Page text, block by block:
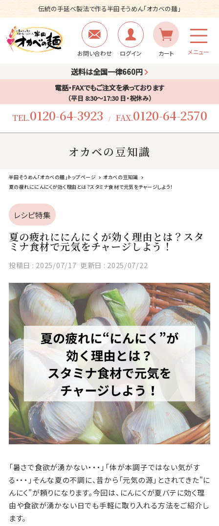
伝統の手延べ製法で作る半田そうめん「オカベの麺」
お問い合わせ ログイン カート メニュー
送料は全国一律660円
電話・FAXでもご注文を承っております
（平日 8:30〜17:30 日・祝休み）
TEL.0120-64-3923 / FAX.0120-64-2570
オカベの豆知識
半田そうめん「オカベの麺」トップページ
オカベの豆知識
夏の疲れににんにくが効く理由とは？スタミナ食材で元気をチャージしよう！
レシピ特集
夏の疲れににんにくが効く理由とは？スタ
ミナ食材で元気をチャージしよう！
投稿日 : 2025/07/17 更新日 : 2025/07/22
「暑さで食欲が湧かない・・・」「体が本調子ではない気がす
る・・・」そんな夏の不調に、昔から「元気の源」とされてきた"に
んにく"が頼りになります。今回は、にんにくが夏バテに効く理
由や食欲が湧かない日でも手軽に取り入れる方法をご紹介し
ます。